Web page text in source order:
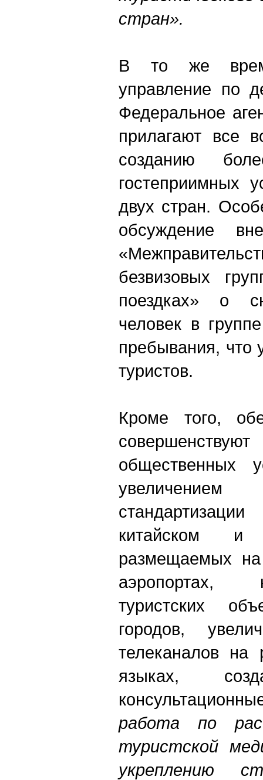
стран».
В то же время
управление по
Федеральное
прилагают все
созданию
гостеприимных
двух стран.
обсуждение
безвизовых
поездках» о
человек в
пребывания, что
туристов.
Кроме того,
общественных
китайском и
размещаемых
аэропортах,
туристских
городов,
телеканалов на
языках,
работа по
туристской
укреплению